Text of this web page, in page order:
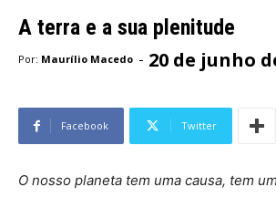
A terra e a sua plenitude
Por: Maurílio Macedo - 20 de junho
Facebook Twitter
O nosso planeta tem uma causa, tem